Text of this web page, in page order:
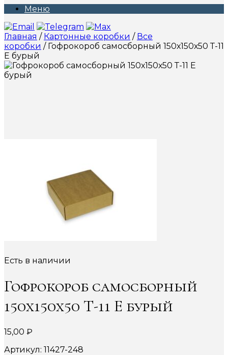
Меню
Главная / Картонные коробки / Все
коробки / Гофрокороб самосборный 150х150х50 Т-11
Е бурый
Есть в наличии
Гофрокороб самосборный
150х150х50 Т-11 Е бурый
15,00 ₽
Артикул: 11427-248